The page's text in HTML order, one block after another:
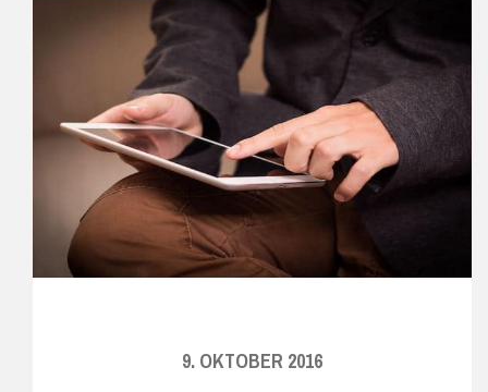
9. OKTOBER 2016